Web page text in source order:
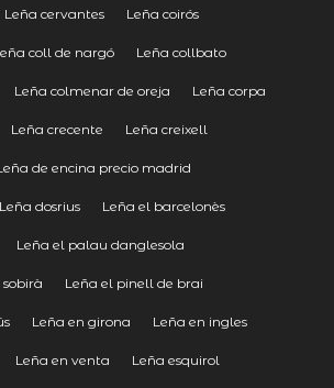
Leña cervantes Leña coirós
coll de nargó Leña collbato
Leña colmenar de oreja Leña corpa
Leña crecente Leña creixell
de encina precio madrid
Leña dosrius Leña el barcelonès
Leña el palau danglesola
Leña el pinell de brai
Leña en girona Leña en ingles
Leña en venta Leña esquirol